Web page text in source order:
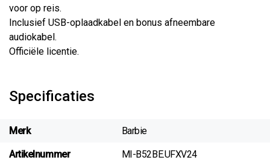
voor op reis.
Inclusief USB-oplaadkabel en bonus afneembare
audiokabel.
Officiële licentie.
Specificaties
Merk Barbie
Artikelnummer MI-B52BE.UFXV24